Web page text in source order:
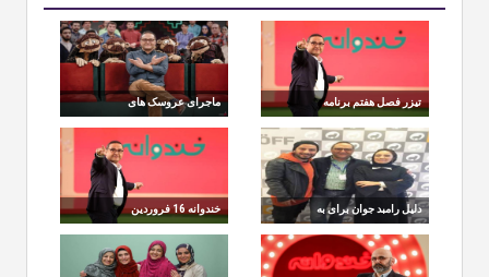
تیزر فصل هفتم برنامه
تلویزیونی خندوانه با
مجری گری رامبد جوان
ماجرای عروسک های
حذف شده از خندوانه
دلیل رامبد جوان برای به
پایان رساندن خندوانه
خندوانه 16 فروردین
اختتامیه فصل 7